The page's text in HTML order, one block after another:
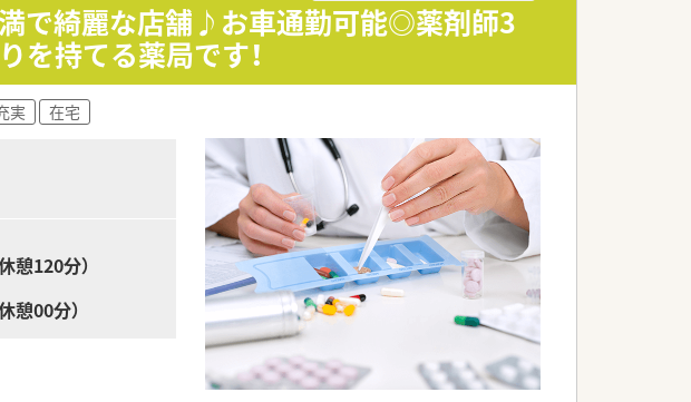
で綺麗な店舗♪お車通勤可能◎薬剤師3
持てる薬局です！
実 在宅
憩120分）
憩00分）